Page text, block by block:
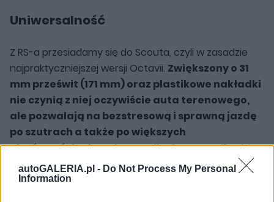
autoGALERIA.pl - Do Not Process My Personal
Information
Uniwersalność
Z RS-a przesiadamy się do Scouta, czyli w zasadzie
najpraktyczniejszej wersji Octavii. Zwiększony o 31
mm prześwit (171 mm) oraz plastikowe nakładki
nie czynią z niej oczywiście auta terenowego,
ale pozwalają na bezstresową i sprawną jazdę
po szutrach a także po większych
nierównościach. Podczas próby “terenowej”, gdzie
mogliśmy nieco pobawić się możliwościami napędu
oraz zawieszenia, “odrywaliśmy” od ziemi koła,